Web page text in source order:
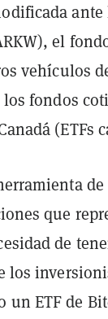
ante
el
vehículos
fondos
(ETFs
que
de
los
un ETF de